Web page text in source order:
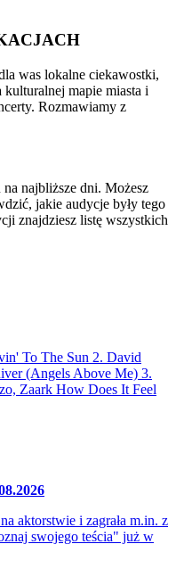
was lokalne ciekawostki,
mapie miasta i
Rozmawiamy z
na najbliższe dni. Możesz
jakie audycje były tego
znajdziesz listę wszystkich
To The Sun 2. David
(Angels Above Me) 3.
Zaark How Does It Feel
aktorstwie i zagrała m.in. z
swojego teścia" już w